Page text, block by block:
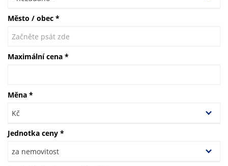
Město / obec *
Maximální cena *
Měna *
Jednotka ceny *